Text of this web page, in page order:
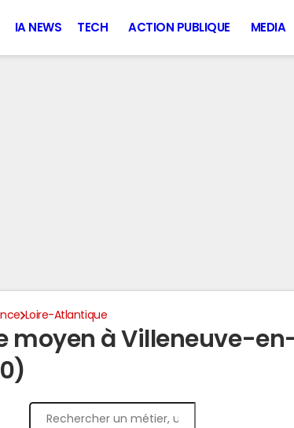
IA NEWS TECH ACTION PUBLIQUE MEDIA
Loire-Atlantique
moyen à Villeneuve-